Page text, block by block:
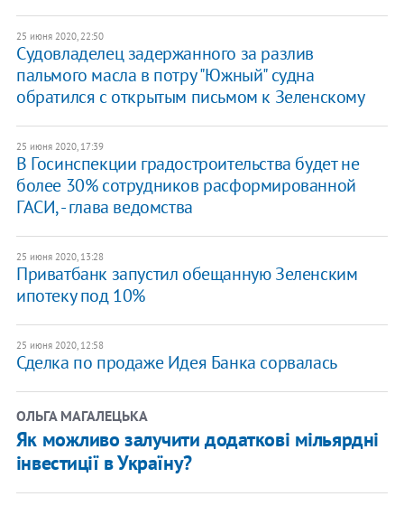
25 июня 2020, 22:50
Судовладелец задержанного за разлив
пальмого масла в потру "Южный" судна
обратился с открытым письмом к Зеленскому
25 июня 2020, 17:39
В Госинспекции градостроительства будет не
более 30% сотрудников расформированной
ГАСИ, - глава ведомства
25 июня 2020, 13:28
Приватбанк запустил обещанную Зеленским
ипотеку под 10%
25 июня 2020, 12:58
Сделка по продаже Идея Банка сорвалась
ОЛЬГА МАГАЛЕЦЬКА
Як можливо залучити додаткові мільярдні
інвестиції в Україну?